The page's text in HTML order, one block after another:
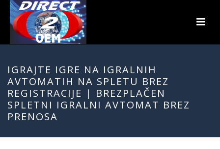
IGRAJTE IGRE NA IGRALNIH
AVTOMATIH NA SPLETU BREZ
REGISTRACIJE | BREZPLAČEN
SPLETNI IGRALNI AVTOMAT BREZ
PRENOSA